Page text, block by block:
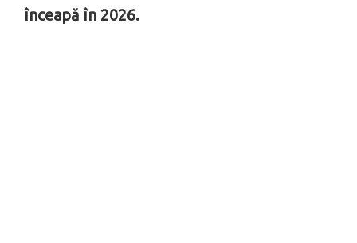
înceapă în 2026.